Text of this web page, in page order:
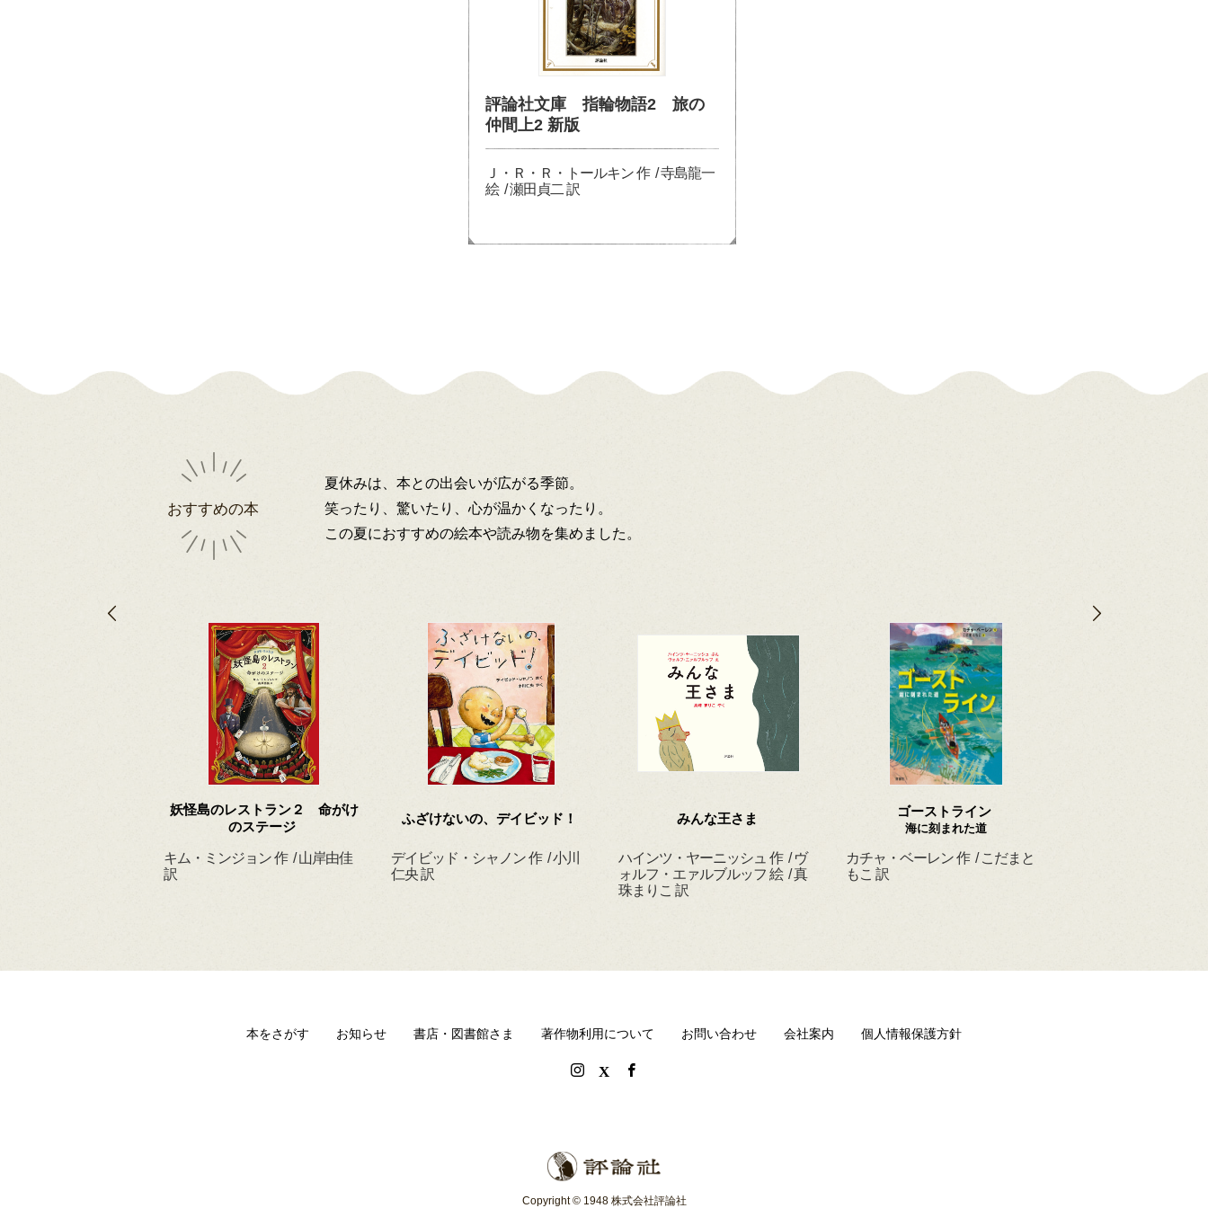
評論社文庫 指輪物語2 旅の
仲間上2 新版
Ｊ・Ｒ・Ｒ・トールキン 作 / 寺島龍一
絵 / 瀬田貞二 訳
おすすめの本
夏休みは、本との出会いが広がる季節。
笑ったり、驚いたり、心が温かくなったり。
この夏におすすめの絵本や読み物を集めました。
妖怪島のレストラン２ 命がけ
のステージ
キム・ミンジョン 作 / 山岸由佳
訳
ふざけないの、デイビッド！
デイビッド・シャノン 作 / 小川
仁央 訳
みんな王さま
ハインツ・ヤーニッシュ 作 / ヴ
ォルフ・エァルブルッフ 絵 / 真
珠まりこ 訳
ゴーストライン
海に刻まれた道
カチャ・ベーレン 作 / こだまと
もこ 訳
本をさがす お知らせ 書店・図書館さま 著作物利用について お問い合わせ 会社案内 個人情報保護方針
Copyright © 1948 株式会社評論社